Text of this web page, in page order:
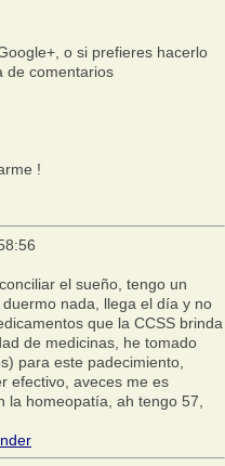
o si prefieres hacerlo
de comentarios
!
el sueño, tengo un
nada, llega el día y no
que la CCSS brinda
de medicinas, he tomado
para este padecimiento,
efectivo, aveces me es
la homeopatía, ah tengo 57,